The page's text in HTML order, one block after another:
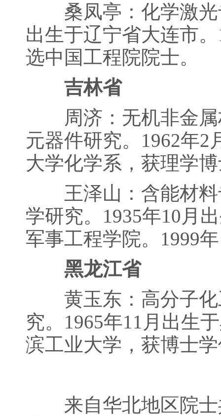
桑凤亭：化学激光
出生于辽宁省大连市
选中国工程院院士。
吉林省
周济：无机非金属
元器件研究。1962年2
大学化学系，获理学
王泽山：含能材料
学研究。1935年10月
军事工程学院。1999
黑龙江省
黄玉东：高分子化
究。1965年11月出生
滨工业大学，获博士
来自华北地区院士